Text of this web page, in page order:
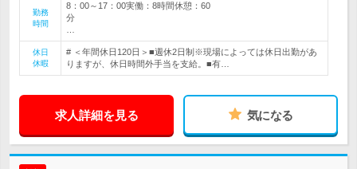
勤務
時間
8：00～17：00実働：8時間休憩：60
分
休日
休暇
# ＜年間休日120日＞■週休2日制※現場によっては休日出勤があ
りますが、休日時間外手当を支給。■有…
求人詳細を見る 気になる